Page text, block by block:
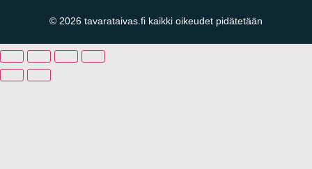
© 2026 tavarataivas.fi kaikki oikeudet pidätetään